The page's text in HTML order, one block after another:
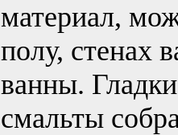
материал,
полу, стенах
ванны.
смальты